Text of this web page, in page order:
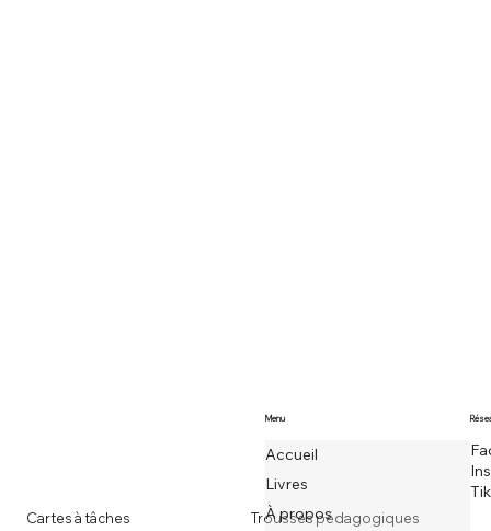
Cartes à tâches Trousses pédagogiques
Menu
Accueil
Livres
À propos